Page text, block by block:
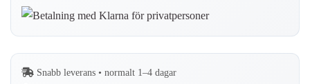
med
italiensk
känsla
Snabb leverans • normalt 1–4 dagar